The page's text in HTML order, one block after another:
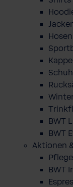
Hosen
BWT
BWT
Aktionen
BWT